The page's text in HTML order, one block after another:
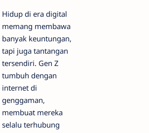
Hidup di era digital
memang membawa
banyak keuntungan,
tapi juga tantangan
tersendiri. Gen Z
tumbuh dengan
internet di
genggaman,
membuat mereka
selalu terhubung